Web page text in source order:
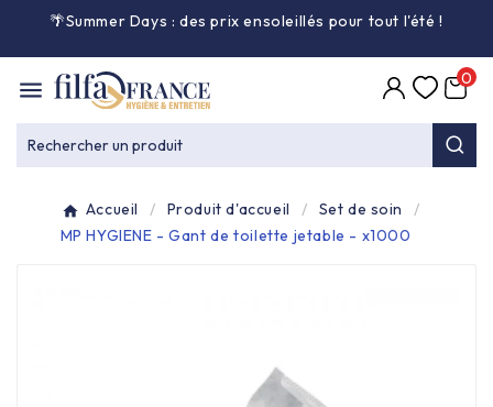
🌴Summer Days : des prix ensoleillés pour tout l'été!

Entretien général
Équipement & matériel 
Collecte des déchets 
Rechercher un produit
0
Accueil Produit d'accueil
Set de soin
MP HYGIENE - Gant de toilette jetable - x1000